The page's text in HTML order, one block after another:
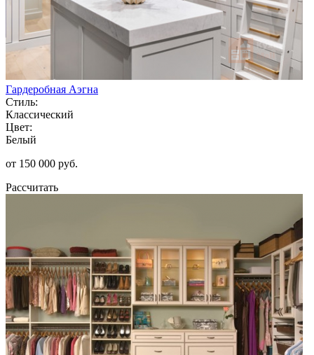
Гардеробная Аэгна
Стиль:
Классический
Цвет:
Белый
от 150 000 руб.
Рассчитать